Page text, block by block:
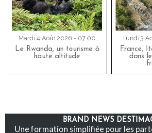
Mardi 4 Août 2026 - 07:00
Le Rwanda, un tourisme à
haute altitude
Lundi 3
France,
dans
BRAND NEWS
Une formation simplifiée pour les